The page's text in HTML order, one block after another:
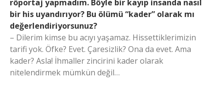
röportaj yapmadım. Böyle bir kayıp insanda nasıl
bir his uyandırıyor? Bu ölümü “kader” olarak mı
değerlendiriyorsunuz?
– Dilerim kimse bu acıyı yaşamaz. Hissettiklerimizin
tarifi yok. Öfke? Evet. Çaresizlik? Ona da evet. Ama
kader? Asla! İhmaller zincirini kader olarak
nitelendirmek mümkün değil…